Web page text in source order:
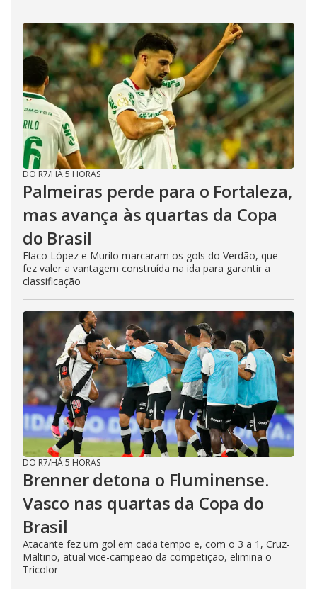
DO R7/HÁ 5 HORAS
Palmeiras perde para o Fortaleza,
mas avança às quartas da Copa
do Brasil
Flaco López e Murilo marcaram os gols do Verdão, que
fez valer a vantagem construída na ida para garantir a
classificação
DO R7/HÁ 5 HORAS
Brenner detona o Fluminense.
Vasco nas quartas da Copa do
Brasil
Atacante fez um gol em cada tempo e, com o 3 a 1, Cruz-
Maltino, atual vice-campeão da competição, elimina o
Tricolor